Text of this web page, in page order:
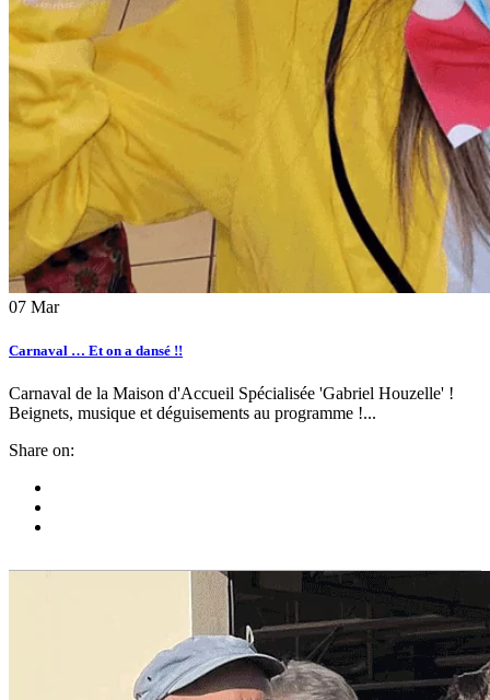
07 Mar
Carnaval … Et on a dansé !!
Carnaval de la Maison d'Accueil Spécialisée 'Gabriel Houzelle' !
Beignets, musique et déguisements au programme !...
Share on: